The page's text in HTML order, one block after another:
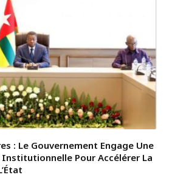
: Le Gouvernement Engage Une
Pour Accélérer La